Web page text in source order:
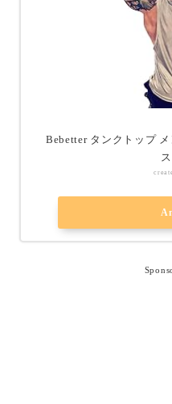
Bebetter タンクトップ